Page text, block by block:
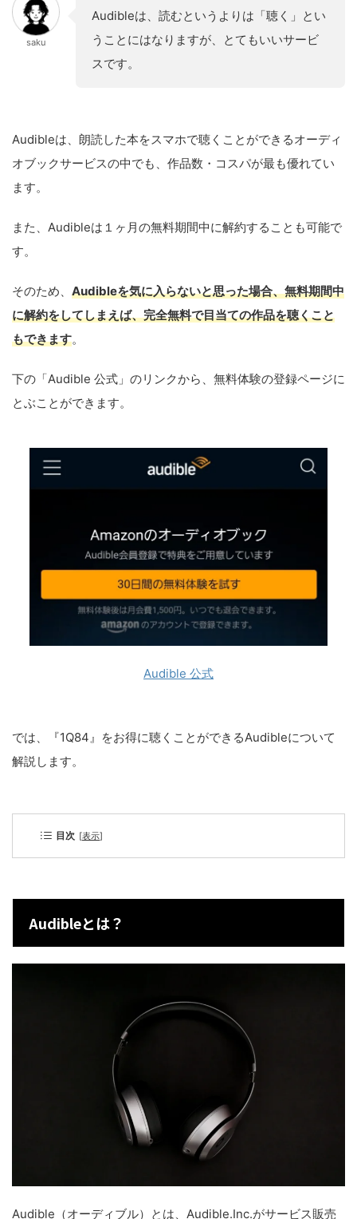
saku
Audibleは、読むというよりは「聴く」とい
うことにはなりますが、とてもいいサービ
スです。
Audibleは、朗読した本をスマホで聴くことができるオーディ
オブックサービスの中でも、作品数・コスパが最も優れてい
ます。
また、Audibleは１ヶ月の無料期間中に解約することも可能で
す。
そのため、 Audibleを気に入らないと思った場合、無料期間中
に解約をしてしまえば、完全無料で目当ての作品を聴くこと
もできます。
下の「Audible 公式」のリンクから、無料体験の登録ページに
とぶことができます。
Audible 公式
では、『1Q84』をお得に聴くことができるAudibleについて
解説します。
目次 [表示]
Audibleとは？
Audible（オーディブル）とは、Audible.Inc.がサービス販売